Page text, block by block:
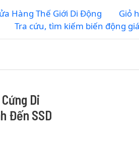
Hàng Thế Giới Di Động Giỏ
Tra cứu, tìm kiếm biến động
Di
Đến SSD